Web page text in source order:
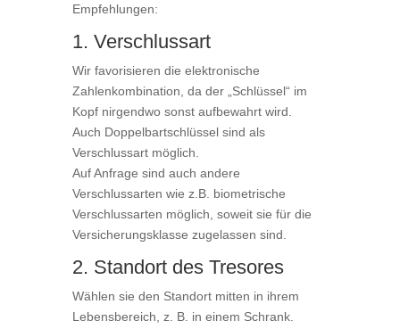
Empfehlungen:
1. Verschlussart
Wir favorisieren die elektronische
Zahlenkombination, da der „Schlüssel“ im
Kopf nirgendwo sonst aufbewahrt wird.
Auch Doppelbartschlüssel sind als
Verschlussart möglich.
Auf Anfrage sind auch andere
Verschlussarten wie z.B. biometrische
Verschlussarten möglich, soweit sie für die
Versicherungsklasse zugelassen sind.
2. Standort des Tresores
Wählen sie den Standort mitten in ihrem
Lebensbereich, z. B. in einem Schrank.